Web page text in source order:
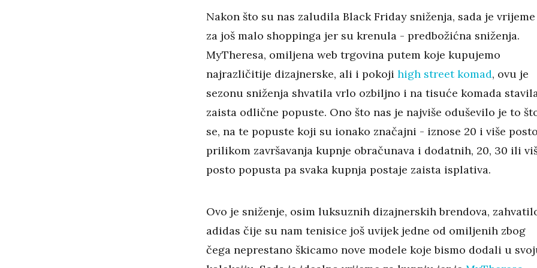
Nakon što su nas zaludila Black Friday sniženja, sada je vrijeme
za još malo shoppinga jer su krenula - predbožićna sniženja.
MyTheresa, omiljena web trgovina putem koje kupujemo
najrazličitije dizajnerske, ali i pokoji high street komad, ovu je
sezonu sniženja shvatila vrlo ozbiljno i na tisuće komada
zaista odlične popuste. Ono što nas je najviše oduševilo je to
se, na te popuste koji su ionako značajni - iznose 20 i više
prilikom završavanja kupnje obračunava i dodatnih, 20, 30 ili
posto popusta pa svaka kupnja postaje zaista isplativa.
Ovo je sniženje, osim luksuznih dizajnerskih brendova,
adidas čije su nam tenisice još uvijek jedne od omiljenih zbog
čega neprestano škicamo nove modele koje bismo dodali u